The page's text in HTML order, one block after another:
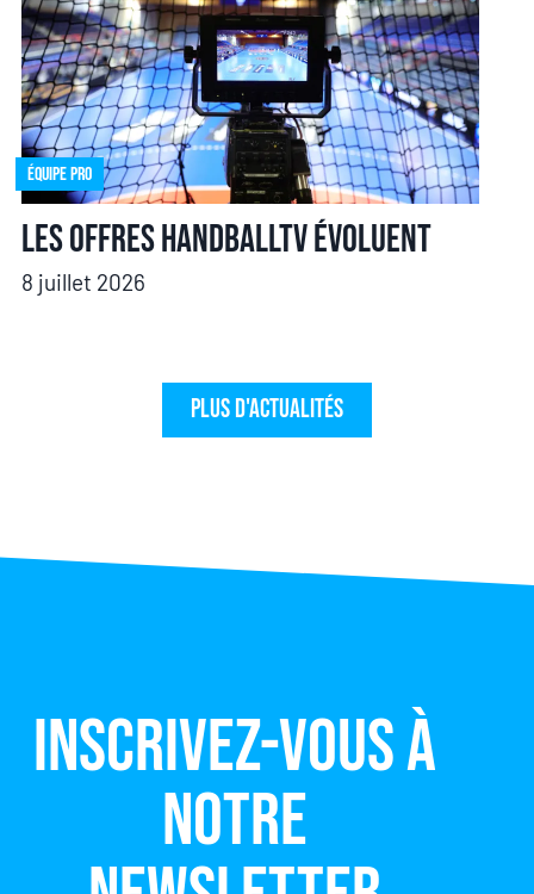
Équipe pro
Les offres HandballTV évoluent
8 juillet 2026
Plus d'actualités
Inscrivez-vous à
notre